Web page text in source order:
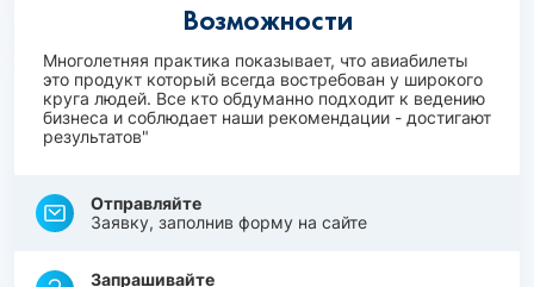
Возможности
Многолетняя практика показывает, что авиабилеты
это продукт который всегда востребован у широкого
круга людей. Все кто обдуманно подходит к ведению
бизнеса и соблюдает наши рекомендации - достигают
результатов"
Отправляйте
Заявку, заполнив форму на сайте
Запрашивайте